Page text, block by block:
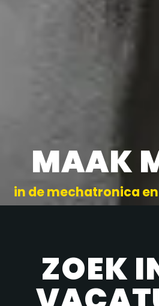
MAAK
in de mechatronica
ZOEK